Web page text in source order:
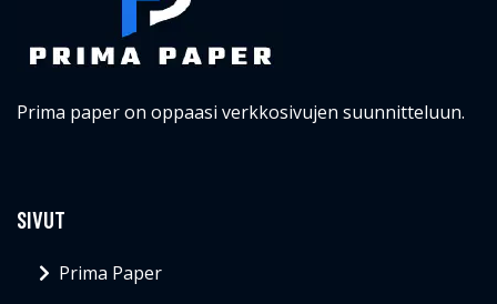
Prima paper on oppaasi verkkosivujen suunnitteluun.
SIVUT
Prima Paper